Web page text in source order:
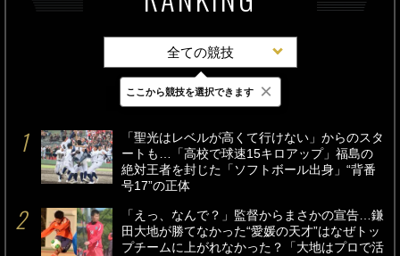
全ての競技
最新 24時間 週間
「聖光はレベルが高くて行けない」からのスタ
ートも…「高校で球速15キロアップ」福島の
絶対王者を封じた「ソフトボール出身」“背番
号17”の正体
「えっ、なんで？」監督からまさかの宣告…鎌
田大地が勝てなかった“愛媛の天才”はなぜトッ
プチームに上がれなかった？「大地はプロで活
ここから競技を選択できます ×